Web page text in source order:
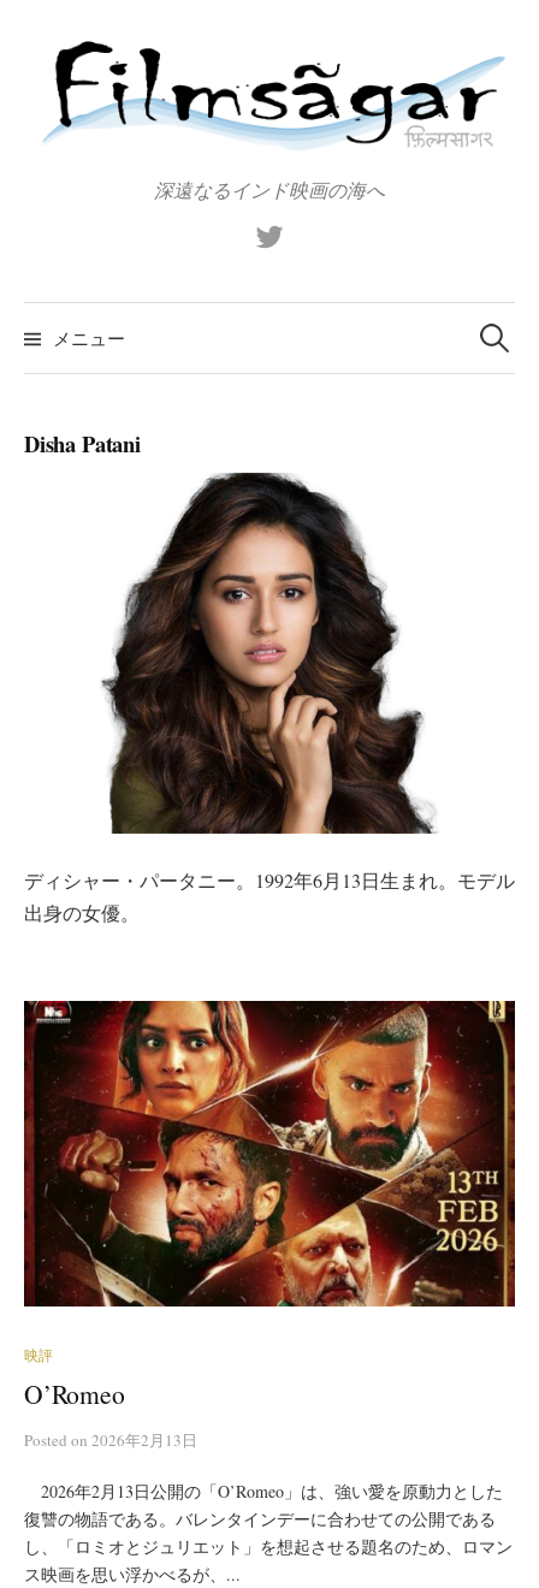
プ
深遠なるインド映画の海へ
メニュー
検
索:
Disha Patani
ディシャー・パータニー。1992年6月13日生まれ。モデル
出身の女優。
映評
O’Romeo
Posted on 2026年2月13日
2026年2月13日公開の「O’Romeo」は、強い愛を原動力とした
復讐の物語である。バレンタインデーに合わせての公開である
し、「ロミオとジュリエット」を想起させる題名のため、ロマン
ス映画を思い浮かべるが、...